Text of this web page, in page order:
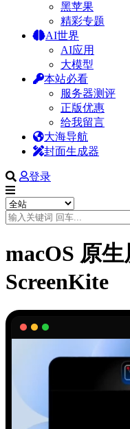
黑苹果
精彩专题
AI世界
AI应用
大模型
本站必看
服务器测评
正版优惠
给我留言
大海导航
封面生成器
登录
macOS 原
ScreenKite